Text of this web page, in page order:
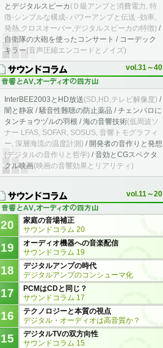
とデジタルスピーカ (Ｄ級アンプと消費電力, 特
徴-シンプルな構成- パワーアンプと伝送 -効率,
発熱,クロスオーバー,デジタルスピーカの特徴) /
自衛隊の大砲を使ったコンサート / コーデック
キラー(音声圧縮エンコードとノイズ)
vol.31～40
InterBEE2003とHD放送(SD,HD,テレビ解像度) /
闇と静寂 / 騒音性難聴の防止薬品 / チェンバロに
タンチョウヅルの羽根 / 海の音響技術(低周波ソ
ナー LFAS, SOFAR, SOSUS, 音響トモグラフィ
ー, 深層海流の温度計測) / 開発者の音作りと発想
(デジタルの音作りと哲学) / 音効とCGスペクタ
クル映画(映画の音響効果とリアリティ)
vol.11～20
20
家庭の音場補正
サウンドコラム 20
19
オーディオ機器への音楽配信
サウンドコラム 19
18
デジタルアンプの時代
デジタルアンプのコンシューマ化
17
PCMはCDと同じ？
サウンドコラム 17
16
テクノロジーと本質の視点
デジタル・オーディオは高音質か？
15
デジタルTVの双方向性
サウンドコラム 15